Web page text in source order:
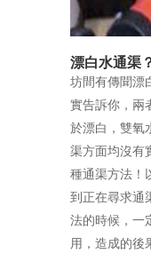
漂白水通渠
坊間有傳聞漂
實告訴你，兩
於漂白，雙氧
渠方面均沒有
種通渠方法！
到正在尋求通
法的時候，一
用，造成的後